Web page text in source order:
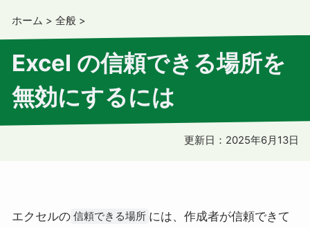
ホーム > 全般 >
Excel の信頼できる場所を
無効にするには
更新日： 2025年6月13日
エクセルの 信頼できる場所 には、作成者が信頼できて